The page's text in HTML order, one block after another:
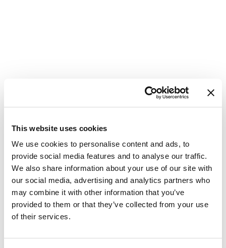
This website uses cookies
We use cookies to personalise content and ads, to
provide social media features and to analyse our traffic.
We also share information about your use of our site with
our social media, advertising and analytics partners who
may combine it with other information that you’ve
provided to them or that they’ve collected from your use
of their services.